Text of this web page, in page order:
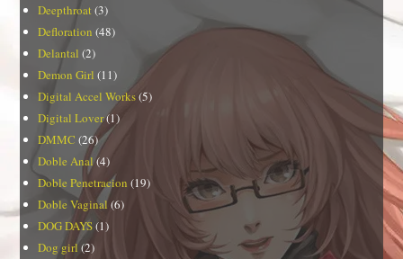
Deepthroat (3)
Defloration (48)
Delantal (2)
Demon Girl (11)
Digital Accel Works(5)
Digital Lover(1)
DMMC (26)
Doble Anal(4)
Doble Penetracion (19)
Doble Vaginal(6)
DOG DAYS(1)
Dog girl(2)